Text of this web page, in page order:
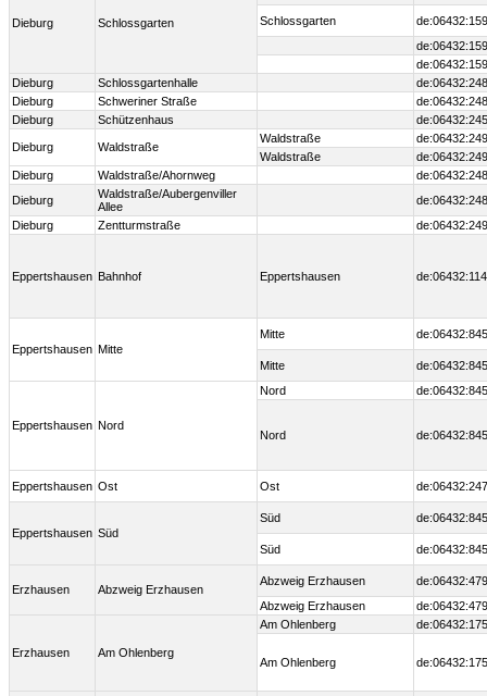
Dieburg Schlossgarten Schlossgarten
Dieburg
Schlossgartenhalle
Dieburg
Schweriner Straße
Dieburg
Schützenhaus
Dieburg Waldstraße
Waldstraße
Waldstraße
Dieburg
Waldstraße/Ahornweg
Dieburg
Waldstraße/Aubergenviller
Allee
Dieburg
Zentturmstraße
Eppertshausen Bahnhof Eppertshausen
Eppertshausen Mitte
Mitte
Mitte
Eppertshausen Nord
Nord
Nord
Eppertshausen Ost Ost
Eppertshausen Süd
Süd
Süd
Erzhausen Abzweig Erzhausen
Abzweig Erzhausen
Abzweig Erzhausen
Erzhausen Am Ohlenberg
Am Ohlenberg
Am Ohlenberg